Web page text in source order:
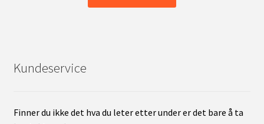
Kundeservice
Finner du ikke det hva du leter etter under er det bare å ta